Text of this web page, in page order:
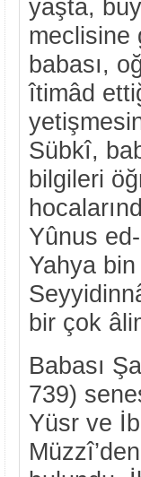
yaşta,
meclisine
babası,
îtimâd
Sübkî,
bilgileri
Yûnus
Yahya
bir çok
Babası
739)
Yüsr ve